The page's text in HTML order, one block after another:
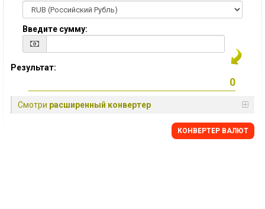
Введите сумму:
Результат:
Смотри расширенный конвертер
КОНВЕРТЕР ВАЛЮТ